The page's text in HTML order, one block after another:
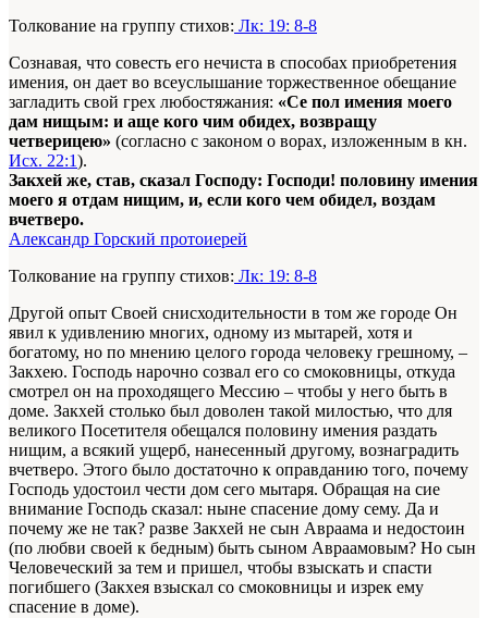
Толкование на группу стихов: Лк: 19: 8-8
Сознавая, что совесть его нечиста в способах приобретения
имения, он дает во всеуслышание торжественное обещание
загладить свой грех любостяжания: «Се пол имения моего
дам нищым: и аще кого чим обидех, возвращу
четверицею» (согласно с законом о ворах, изложенным в кн.
Исх. 22:1).
Закхей же, став, сказал Господу: Господи! половину имения
моего я отдам нищим, и, если кого чем обидел, воздам
вчетверо.
Александр Горский протоиерей
Толкование на группу стихов: Лк: 19: 8-8
Другой опыт Своей снисходительности в том же городе Он
явил к удивлению многих, одному из мытарей, хотя и
богатому, но по мнению целого города человеку грешному, –
Закхею. Господь нарочно созвал его со смоковницы, откуда
смотрел он на проходящего Мессию – чтобы у него быть в
доме. Закхей столько был доволен такой милостью, что для
великого Посетителя обещался половину имения раздать
нищим, а всякий ущерб, нанесенный другому, вознаградить
вчетверо. Этого было достаточно к оправданию того, почему
Господь удостоил чести дом сего мытаря. Обращая на сие
внимание Господь сказал: ныне спасение дому сему. Да и
почему же не так? разве Закхей не сын Авраама и недостоин
(по любви своей к бедным) быть сыном Авраамовым? Но сын
Человеческий за тем и пришел, чтобы взыскать и спасти
погибшего (Закхея взыскал со смоковницы и изрек ему
спасение в доме).